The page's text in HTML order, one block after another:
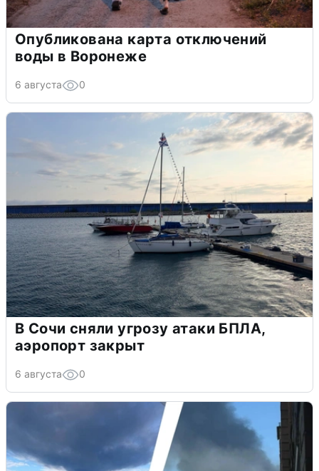
Опубликована карта отключений
воды в Воронеже
6 августа 0
В Сочи сняли угрозу атаки БПЛА,
аэропорт закрыт
6 августа 0